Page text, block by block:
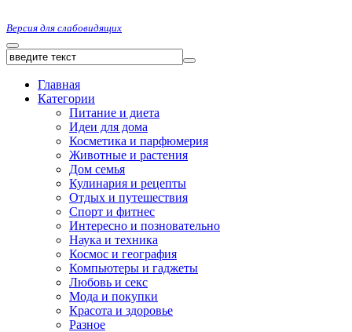
Версия для слабовидящих
Главная
Категории
Питание и диета
Идеи для дома
Косметика и парфюмерия
Животные и растения
Дом семья
Кулинария и рецепты
Отдых и путешествия
Спорт и фитнес
Интересно и позновательно
Наука и техника
Космос и география
Компьютеры и гаджеты
Любовь и секс
Мода и покупки
Красота и здоровье
Разное